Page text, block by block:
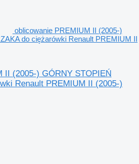
oblicowanie PREMIUM II (2005-)
do ciężarówki Renault PREMIUM II
II (2005-) GÓRNY STOPIEŃ
Renault PREMIUM II (2005-)